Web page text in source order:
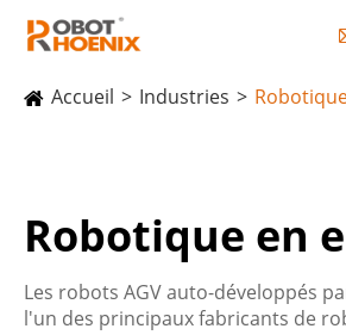
Accueil Industries
Robotique en
Les robots AGV auto-développés
l'un des principaux fabricants de